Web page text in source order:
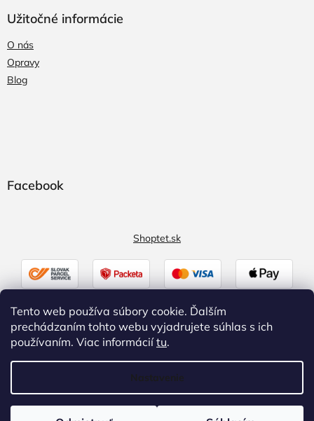
Tento web používa súbory cookie. Ďalším
prechádzaním tohto webu vyjadrujete súhlas s ich
používaním. Viac informáciítu.
Nastavenie
Užitočné informácie
O nás
Opravy
Blog
Facebook
Shoptet.sk
Vytvoril Shoptet|Upravil Balkys